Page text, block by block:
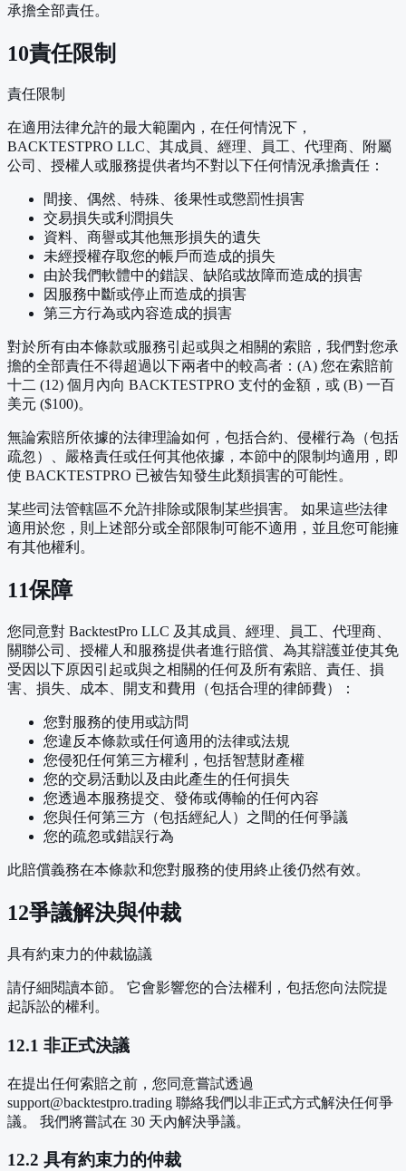
承擔全部責任。
10責任限制
責任限制
在適用法律允許的最大範圍內，在任何情況下，
BACKTESTPRO LLC、其成員、經理、員工、代理商、附屬
公司、授權人或服務提供者均不對以下任何情況承擔責任：
間接、偶然、特殊、後果性或懲罰性損害
交易損失或利潤損失
資料、商譽或其他無形損失的遺失
未經授權存取您的帳戶而造成的損失
由於我們軟體中的錯誤、缺陷或故障而造成的損害
因服務中斷或停止而造成的損害
第三方行為或內容造成的損害
對於所有由本條款或服務引起或與之相關的索賠，我們對您承
擔的全部責任不得超過以下兩者中的較高者：(A) 您在索賠前
十二 (12) 個月內向 BACKTESTPRO 支付的金額，或 (B) 一百
美元 ($100)。
無論索賠所依據的法律理論如何，包括合約、侵權行為（包括
疏忽）、嚴格責任或任何其他依據，本節中的限制均適用，即
使 BACKTESTPRO 已被告知發生此類損害的可能性。
某些司法管轄區不允許排除或限制某些損害。 如果這些法律
適用於您，則上述部分或全部限制可能不適用，並且您可能擁
有其他權利。
11保障
您同意對 BacktestPro LLC 及其成員、經理、員工、代理商、
關聯公司、授權人和服務提供者進行賠償、為其辯護並使其免
受因以下原因引起或與之相關的任何及所有索賠、責任、損
害、損失、成本、開支和費用（包括合理的律師費）：
您對服務的使用或訪問
您違反本條款或任何適用的法律或法規
您侵犯任何第三方權利，包括智慧財產權
您的交易活動以及由此產生的任何損失
您透過本服務提交、發佈或傳輸的任何內容
您與任何第三方（包括經紀人）之間的任何爭議
您的疏忽或錯誤行為
此賠償義務在本條款和您對服務的使用終止後仍然有效。
12爭議解決與仲裁
具有約束力的仲裁協議
請仔細閱讀本節。 它會影響您的合法權利，包括您向法院提
起訴訟的權利。
12.1 非正式決議
在提出任何索賠之前，您同意嘗試透過
support@backtestpro.trading 聯絡我們以非正式方式解決任何爭
議。 我們將嘗試在 30 天內解決爭議。
12.2 具有約束力的仲裁